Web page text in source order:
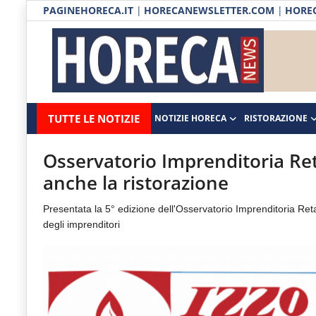
PAGINEHORECA.IT | HORECANEWSLETTER.COM |
Horecanews.it
-
Notizie
Horeca
Il
portale
del
del
TUTTE LE NOTIZIE NOTIZIE HORECA RISTORAZIONE
Notizie HORECA
Ristorazione
Ospitalità
Distribuzione
Prodotti | Dispensa Horeca
RUBRICHE
Osservatorio Imprenditoria
anche la ristorazione
Presentata la 5° edizione dell'Osservatorio Imprenditoria
degli imprenditori